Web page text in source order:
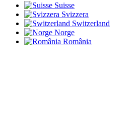
Suisse
Svizzera
Switzerland
Norge
România